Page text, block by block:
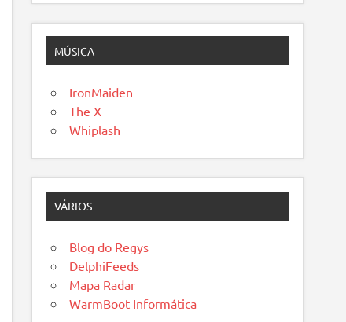
MÚSICA
IronMaiden
The X
Whiplash
VÁRIOS
Blog do Regys
DelphiFeeds
Mapa Radar
WarmBoot Informática